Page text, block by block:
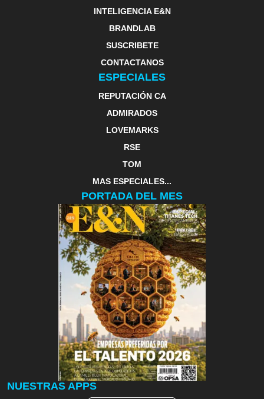
INTELIGENCIA E&N
BRANDLAB
SUSCRIBETE
CONTACTANOS
ESPECIALES
REPUTACIÓN CA
ADMIRADOS
LOVEMARKS
RSE
TOM
MAS ESPECIALES...
PORTADA DEL MES
NUESTRAS APPS